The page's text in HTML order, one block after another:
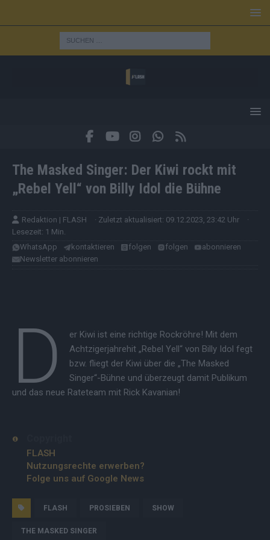
The Masked Singer: Der Kiwi rockt mit
„Rebel Yell“ von Billy Idol die Bühne
Redaktion | FLASH · Zuletzt aktualisiert: 09.12.2023, 23:42 Uhr
·
Lesezeit: 1 Min.
WhatsApp
kontaktieren folgen folgen
abonnieren
Newsletter abonnieren
D
er Kiwi ist eine richtige Rockröhre! Mit dem
Achtzigerjahrehit „Rebel Yell“ von Billy Idol fegt
bzw. fliegt der Kiwi über die „The Masked
Singer“-Bühne und überzeugt damit Publikum
und das neue Rateteam mit Rick Kavanian!
FLASH
Nutzungsrechte erwerben?
Folge uns auf Google News
FLASH PROSIEBEN SHOW
THE MASKED SINGER